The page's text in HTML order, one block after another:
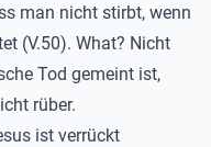
man nicht stirbt, wenn
(V.50). What? Nicht
Tod gemeint ist,
rüber.
ist verrückt